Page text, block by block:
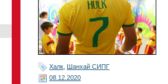
Халк Шанхай СИПГ
08.12.2020